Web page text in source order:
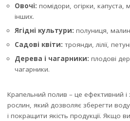
Овочі: помідори, огірки, капуста,
інших.
Ягідні культури: полуниця,
Садові квіти: троянди, лілії,
Дерева і чагарники: плодові
чагарники.
Крапельний полив – це ефективний
рослин, який дозволяє зберегти
і покращити якість продукції. Якщо